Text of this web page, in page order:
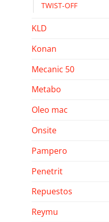
TWIST-OFF
KLD
Konan
Mecanic 50
Metabo
Oleo mac
Onsite
Pampero
Penetrit
Repuestos
Reymu